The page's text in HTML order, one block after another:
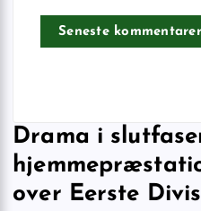
Seneste kommentarer
Drama i
over Eerste